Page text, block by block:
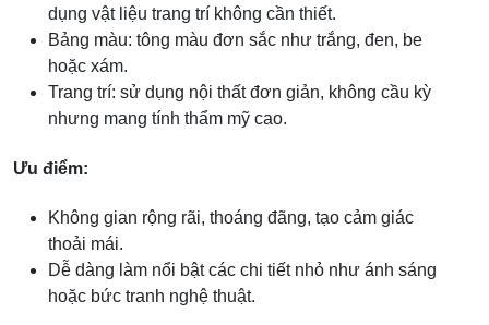
dụng vật liệu trang trí không cần thiết.
Bảng màu: tông màu đơn sắc như trắng, đen, be
hoặc xám.
Trang trí: sử dụng nội thất đơn giản, không cầu kỳ
nhưng mang tính thẩm mỹ cao.
Ưu điểm:
Không gian rộng rãi, thoáng đãng, tạo cảm giác
thoải mái.
Dễ dàng làm nổi bật các chi tiết nhỏ như ánh sáng
hoặc bức tranh nghệ thuật.